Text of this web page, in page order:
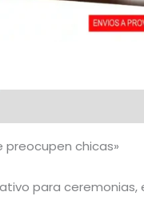
preocupen chicas»
para ceremonias,